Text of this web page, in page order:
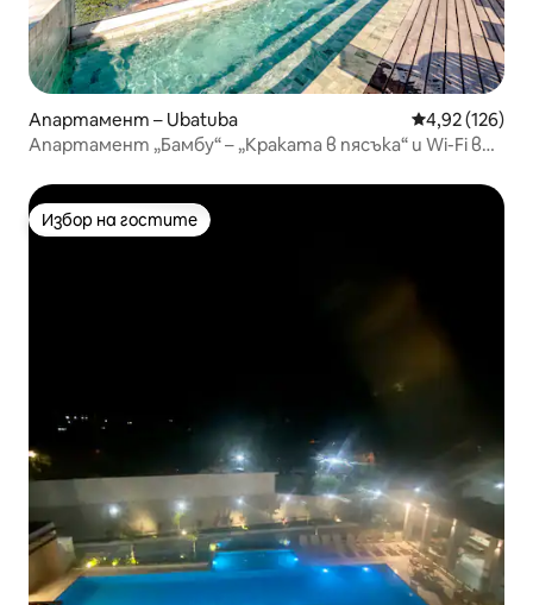
Апартамент – Ubatuba Средна
4,92 (126)
Апартамент „Бамбу“ – „Краката в пясъка“ и Wi-Fi в
Избор на гостите
Избор на гостите